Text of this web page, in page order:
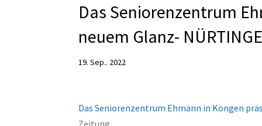
Das Seniorenzentrum
neuem Glanz-
19. Sep.. 2022
Das Seniorenzentrum Ehmann in Köngen
Zeitung